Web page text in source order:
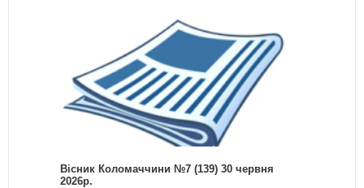
Вісник Коломаччини №7 (139) 30 червня
2026р.